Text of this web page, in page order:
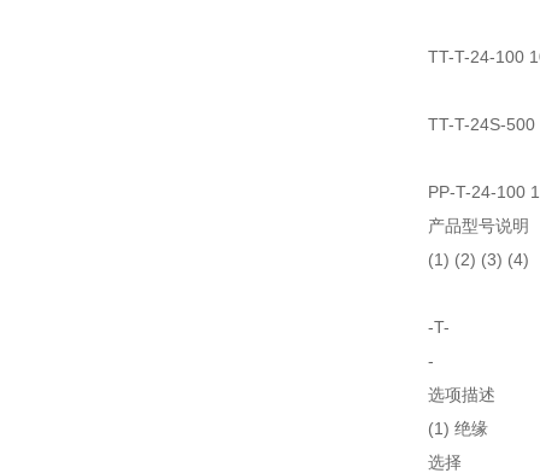
TT-T-24-100
TT-T-24S-500
PP-T-24-100
产品型号说明
(1) (2) (3) (4)
-T-
-
选项描述
(1) 绝缘
选择